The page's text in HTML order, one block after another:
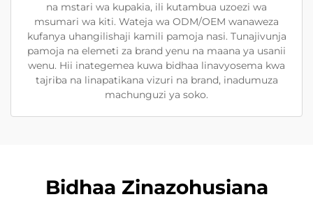
na mstari wa kupakia, ili kutambua uzoezi wa
msumari wa kiti. Wateja wa ODM/OEM wanaweza
kufanya uhangilishaji kamili pamoja nasi. Tunajivunja
pamoja na elemeti za brand yenu na maana ya usanii
wenu. Hii inategemea kuwa bidhaa linavyosema kwa
tajriba na linapatikana vizuri na brand, inadumuza
machunguzi ya soko.
Bidhaa Zinazohusiana